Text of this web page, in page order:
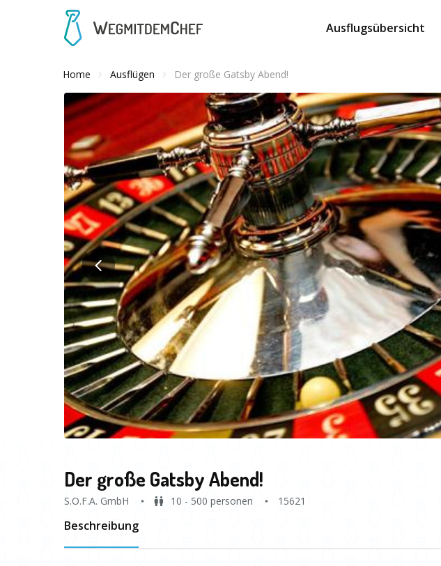
Ausflugsübersicht
Home Ausflügen Der große Gatsby Abend!
Der große Gatsby Abend!
S.O.F.A. GmbH 10 - 500 personen 15621
Beschreibung